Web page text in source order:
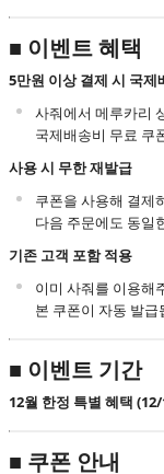
■ 이벤트 혜택
5만원 이상 결제 시 국
사줘에서 메루카리
국제배송비 무료 쿠
사용 시 무한 재발급
쿠폰을 사용해 결제
다음 주문에도 동일
기존 고객 포함 적용
이미 사줘를 이용해
본 쿠폰이 자동 발급
■ 이벤트 기간
12월 한정 특별 혜택
■ 쿠폰 안내